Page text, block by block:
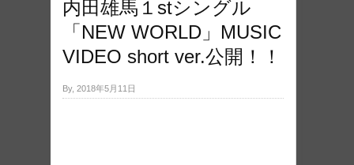
内田雄馬１stシングル
「NEW WORLD」MUSIC
VIDEO short ver.公開！！
By, 2018年5月11日